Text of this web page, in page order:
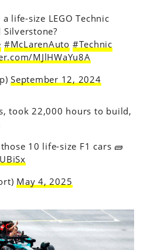
life-size LEGO Technic
#McLarenAuto #Technic
MJlHWaYu8A
September 12, 2024
took 22,000 hours to build,
10 life-size F1 cars 🧱
May 4, 2025